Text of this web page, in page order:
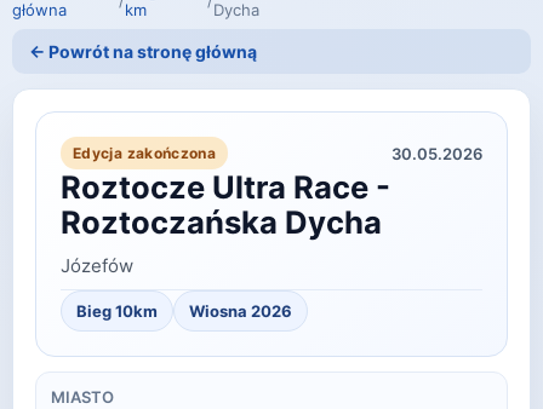
główna
km
Dycha
← Powrót na stronę główną
Edycja zakończona 30.05.2026
Roztocze Ultra Race -
Roztoczańska Dycha
Józefów
Bieg 10km Wiosna 2026
MIASTO